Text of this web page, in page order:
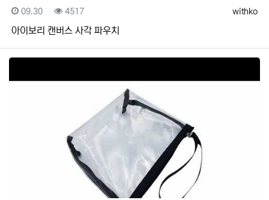
등록자
withko
등록일
09.30 조회
4517
아이보리 캔버스 사각 파우치